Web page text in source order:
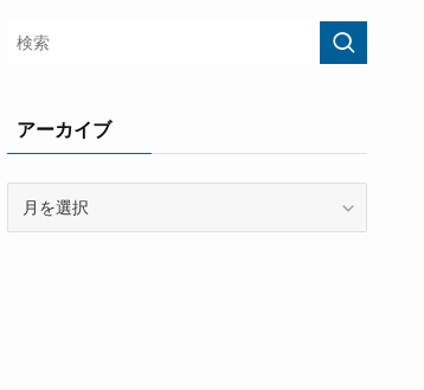
アーカイブ